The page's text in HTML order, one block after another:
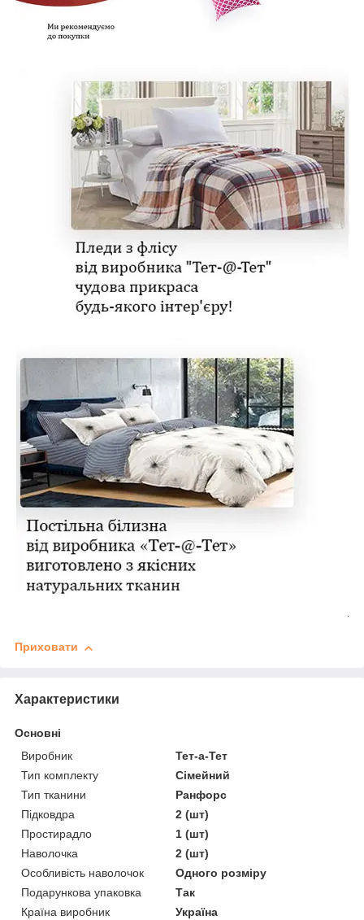
Приховати
Характеристики
Основні
Виробник
Тет-а-Тет
Тип комплекту
Сімейний
Тип тканини
Ранфорс
Підковдра
2 (шт)
Простирадло
1 (шт)
Наволочка
2 (шт)
Особливість наволочок
Одного розміру
Подарункова упаковка
Так
Країна виробник
Україна